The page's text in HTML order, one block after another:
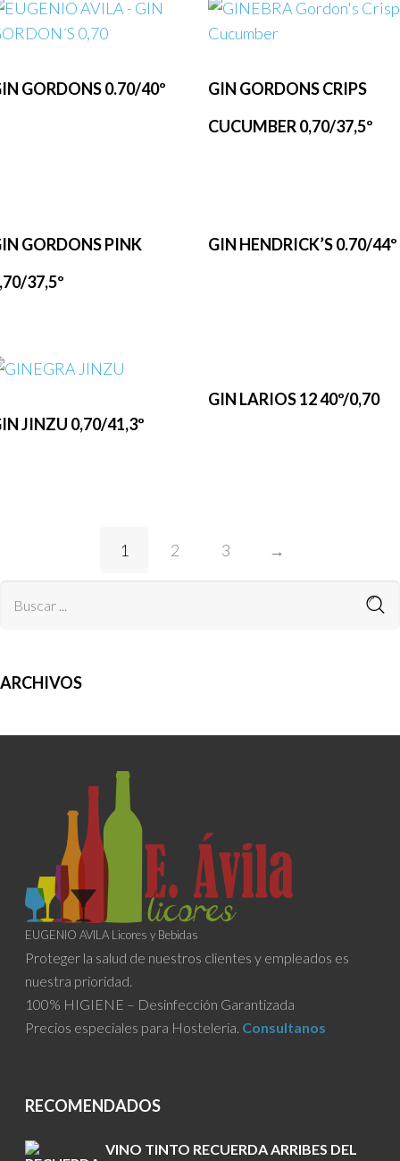
GORDONS 0.70/40º
GIN GORDONS CRIPS
CUCUMBER 0,70/37,5º
GORDONS PINK
37,5º
GIN HENDRICK’S 0.70/44º
JINZU 0,70/41,3º
GIN LARIOS 12 40º/0,70
1 2 3 →
ARCHIVOS
EUGENIO AVILA Licores y Bebidas
Proteger la salud de nuestros clientes y empleados es
nuestra prioridad.
100% HIGIENE – Desinfección Garantizada
Precios especiales para Hosteleria. Consultanos
RECOMENDADOS
VINO TINTO RECUERDA ARRIBES DEL